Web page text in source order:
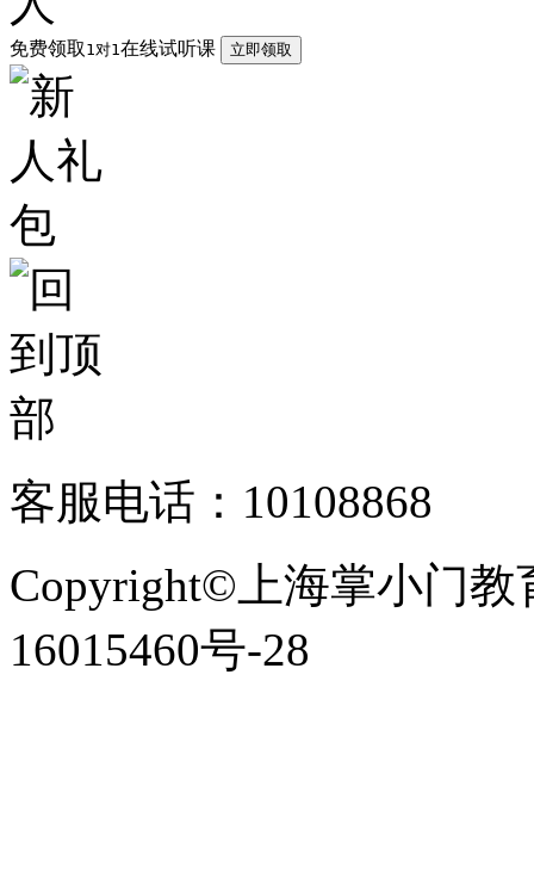
免费领取 1对1在线试听课 立即领取
客服电话：10108868
Copyright©上海掌小门教
16015460号-28